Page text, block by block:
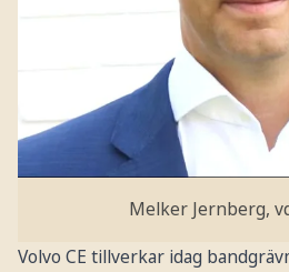
Melker Jernberg,
Volvo CE tillverkar idag